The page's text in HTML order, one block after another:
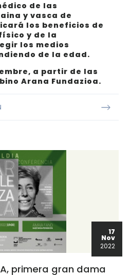
de las
y vasca de
los beneficios de
y de la
los medios
de la edad.
a partir de las
Arana Fundazioa.
17
Nov
2022
primera gran dama